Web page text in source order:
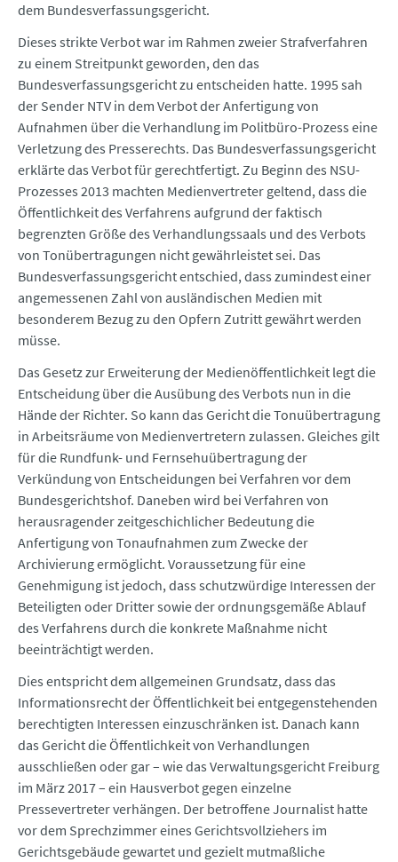
dem Bundesverfassungsgericht.
Dieses strikte Verbot war im Rahmen zweier Strafverfahren
zu einem Streitpunkt geworden, den das
Bundesverfassungsgericht zu entscheiden hatte. 1995 sah
der Sender NTV in dem Verbot der Anfertigung von
Aufnahmen über die Verhandlung im Politbüro-Prozess eine
Verletzung des Presserechts. Das Bundesverfassungsgericht
erklärte das Verbot für gerechtfertigt. Zu Beginn des NSU-
Prozesses 2013 machten Medienvertreter geltend, dass die
Öffentlichkeit des Verfahrens aufgrund der faktisch
begrenzten Größe des Verhandlungssaals und des Verbots
von Tonübertragungen nicht gewährleistet sei. Das
Bundesverfassungsgericht entschied, dass zumindest einer
angemessenen Zahl von ausländischen Medien mit
besonderem Bezug zu den Opfern Zutritt gewährt werden
müsse.
Das Gesetz zur Erweiterung der Medienöffentlichkeit legt die
Entscheidung über die Ausübung des Verbots nun in die
Hände der Richter. So kann das Gericht die Tonuübertragung
in Arbeitsräume von Medienvertretern zulassen. Gleiches gilt
für die Rundfunk- und Fernsehuübertragung der
Verkündung von Entscheidungen bei Verfahren vor dem
Bundesgerichtshof. Daneben wird bei Verfahren von
herausragender zeitgeschichlicher Bedeutung die
Anfertigung von Tonaufnahmen zum Zwecke der
Archivierung ermöglicht. Voraussetzung für eine
Genehmigung ist jedoch, dass schutzwürdige Interessen der
Beteiligten oder Dritter sowie der ordnungsgemäße Ablauf
des Verfahrens durch die konkrete Maßnahme nicht
beeinträchtigt werden.
Dies entspricht dem allgemeinen Grundsatz, dass das
Informationsrecht der Öffentlichkeit bei entgegenstehenden
berechtigten Interessen einzuschränken ist. Danach kann
das Gericht die Öffentlichkeit von Verhandlungen
ausschließen oder gar – wie das Verwaltungsgericht Freiburg
im März 2017 – ein Hausverbot gegen einzelne
Pressevertreter verhängen. Der betroffene Journalist hatte
vor dem Sprechzimmer eines Gerichtsvollziehers im
Gerichtsgebäude gewartet und gezielt mutmaßliche